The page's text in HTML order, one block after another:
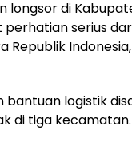
longsor di
serius
Republik
bantuan logistik
di tiga kecamatan.